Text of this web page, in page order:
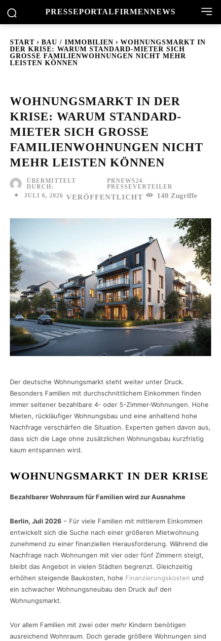
PRESSEPORTALFIRMENNEWS
START BAU / IMMOBILIEN
WOHNUNGSMARKT IN
DER KRISE: WARUM STANDARD-MIETER SICH
GROSSE FAMILIENWOHNUNGEN NICHT MEHR L
EISTEN KÖNNEN
WOHNUNGSMARKT IN DER
KRISE: WARUM STANDARD-
MIETER SICH GROSSE F
AMILIENWOHNUNGEN NICHT M
EHR LEISTEN KÖNNEN
ÜBERMITTELT
DURCH:
PRNEWS24
PRESSEVERTEILER
JULI 6, 2026 VERÖFFENTLICHT 140 Zugriffe
Der deutsche Wohnungsmarkt steht weiter unter Druck.
Besonders Familien mit durchschnittlichem Einkommen finden
immer seltener bezahlbare 4- oder 5-Zimmer-Wohnungen. Hohe
Mieten, rückläufiger Wohnungsbau und eine anhaltend hohe
Nachfrage verschärfen die Situation. Experten gehen davon aus,
dass sich die Lage ohne zusätzlichen Wohnungsbau kurzfristig
kaum entspannen wird.
WOHNUNGSMARKT IN DER KRISE
Bezahlbarer Wohnraum für Familien wird zur Ausnahme
Berlin, Juli 2026 – Für viele Familien mit mittlerem Einkommen
entwickelt sich die Suche nach einer größeren Mietwohnung
zunehmend zu einer finanziellen Herausforderung. Während die
Nachfrage nach Wohnungen mit vier oder fünf Zimmern steigt,
bleibt das Angebot in vielen Städten begrenzt. Gleichzeitig
erhöhen steigende Baukosten, hohe Finanzierungskosten und
ein schwacher Wohnungsneubau den Druck auf den
Wohnungsmarkt.
Vor allem Familien mit zwei oder mehr Kindern benötigen
ausreichend Wohnraum. Doch gerade größere Wohnungen sind